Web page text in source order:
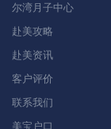
尔湾月子中心
赴美攻略
赴美资讯
客户评价
联系我们
美宝户口